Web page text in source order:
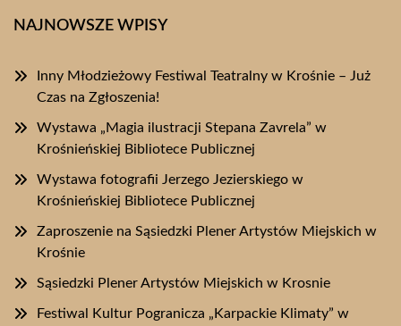
NAJNOWSZE WPISY
Inny Młodzieżowy Festiwal Teatralny w Krośnie – Już
Czas na Zgłoszenia!
Wystawa „Magia ilustracji Stepana Zavrela” w
Krośnieńskiej Bibliotece Publicznej
Wystawa fotografii Jerzego Jezierskiego w
Krośnieńskiej Bibliotece Publicznej
Zaproszenie na Sąsiedzki Plener Artystów Miejskich w
Krośnie
Sąsiedzki Plener Artystów Miejskich w Krosnie
Festiwal Kultur Pogranicza „Karpackie Klimaty” w